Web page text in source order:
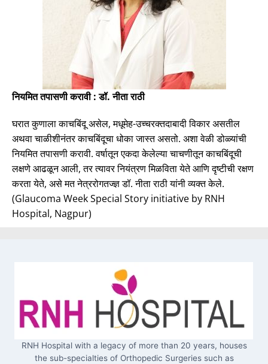
नियमित तपासणी करावी : डॉ. नीता राठी
घरात कुणाला काचबिंदू असेल, मधूमेह-उच्चरक्तदाबादी विकार असतील
अथवा चाळीशीनंतर काचबिंदूचा धोका जास्त असतो. अशा वेळी डोळ्यांची
नियमित तपासणी करावी. वर्षातून एकदा केलेल्या चाचणीतून काचबिंदूची
लक्षणे आढळून आली, तर त्यावर नियंत्रण मिळविता येते आणि दृष्टीची रक्षण
करता येते, असे मत नेत्ररोगतज्ज्ञ डॉ. नीता राठी यांनी व्यक्त केले.
(Glaucoma Week Special Story initiative by RNH
Hospital, Nagpur)
RNH Hospital with a legacy of more than 20 years, houses
the sub-specialties of Orthopedic Surgeries such as